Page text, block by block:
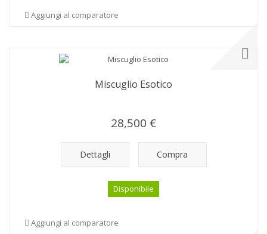
Aggiungi al comparatore
Miscuglio Esotico
28,500 €
Dettagli Compra
Disponibile
Aggiungi al comparatore